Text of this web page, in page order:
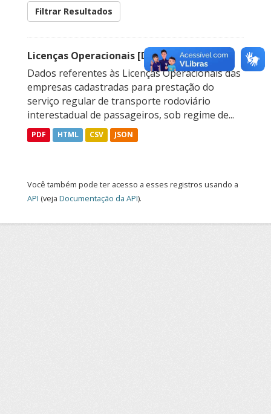
Filtrar Resultados
Licenças Operacionais [Descontinuado]
Dados referentes às Licenças Operacionais das
empresas cadastradas para prestação do
serviço regular de transporte rodoviário
interestadual de passageiros, sob regime de...
PDF HTML CSV JSON
Você também pode ter acesso a esses registros usando a
API (veja Documentação da API).